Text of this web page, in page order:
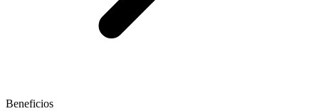
Beneficios